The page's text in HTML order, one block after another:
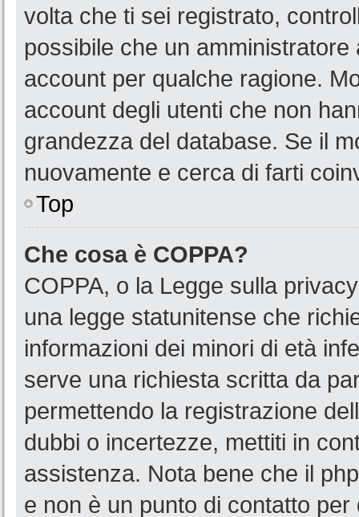
volta che ti sei registrato,
possibile che un
account per qualche ragione.
account degli utenti che non
grandezza del database. Se il
nuovamente e cerca di farti
Top
Che cosa è COPPA?
COPPA, o la Legge sulla
una legge statunitense che
informazioni dei minori di età
serve una richiesta scritta da
permettendo la registrazione
dubbi o incertezze, mettiti in
assistenza. Nota bene che il
e non è un punto di contatto